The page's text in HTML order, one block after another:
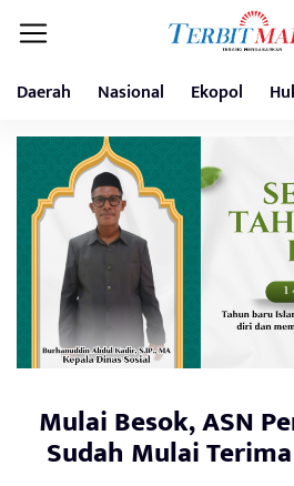
Daerah Nasional Ekopol
Mulai Besok, ASN
Sudah Mulai Terima